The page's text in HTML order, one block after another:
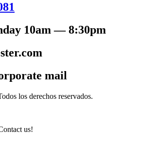
10am — 8:30pm
mail
los derechos reservados.
us!